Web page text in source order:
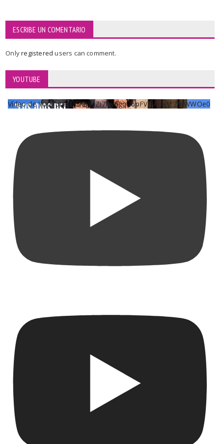
ESCRIBE UN COMENTARIO
Onlyregisteredusers can comment.
YOUTUBE
Vídeo de YouTube UCKqYjiZi7lzy6gqU6pFVFiA_A3EZ9JWWOe0